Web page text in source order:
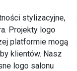
stylizacyjne,
Projekty logo
platformie mogą
klientów. Nasz
logo salonu